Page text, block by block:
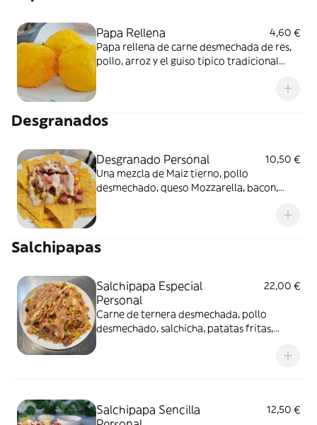
Papa Rellena
4,60 €
Papa rellena de carne desmechada de res,
pollo, arroz y el guiso tipico tradicional
Desgranados
Desgranado Personal
10,50 €
Una mezcla de Maiz tierno, pollo
desmechado, queso Mozzarella, bacon,
Salchipapas
Salchipapa Especial
Personal
22,00 €
Carne de ternera desmechada, pollo
desmechado, salchicha, patatas fritas,
Salchipapa Sencilla
12,50 €